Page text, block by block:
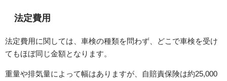
法定費用
法定費用に関しては、車検の種類を問わず、どこで車検を受け
てもほぼ同じ金額となります。
重量や排気量によって幅はありますが、自賠責保険は約25,000